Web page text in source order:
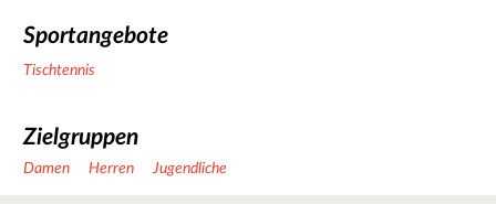
Sportangebote
Tischtennis
Zielgruppen
Damen Herren Jugendliche